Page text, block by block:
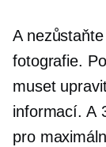
A
fotografie.
muset
informací. A
pro